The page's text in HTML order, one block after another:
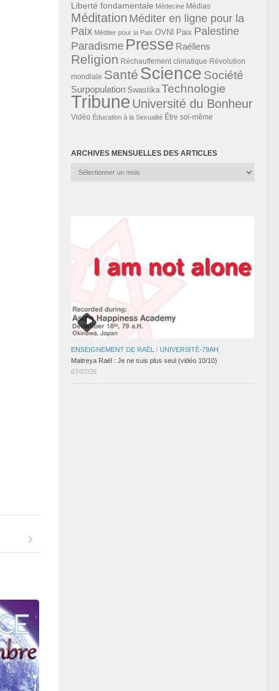
Liberté fondamentale Médecine Médias
Méditation Méditer en ligne pour la
Paix Méditer pour la Paix OVNI Paix Palestine
Paradisme Presse Raéliens
Religion Réchauffement climatique Révolution
mondiale Santé Science Société
Surpopulation Swastika Technologie
Tribune Université du Bonheur
Vidéo Éducation à la Sexualité Être soi-même
ARCHIVES MENSUELLES DES ARTICLES
Archives
ENSEIGNEMENT DE RAËL / UNIVERSITÉ-79AH
Maitreya Raël : Je ne suis plus seul (vidéo 10/10)
07/07/26